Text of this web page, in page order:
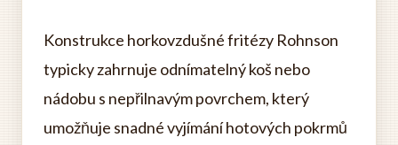
Konstrukce horkovzdušné fritézy Rohnson
typicky zahrnuje odnímatelný koš nebo
nádobu s nepřilnavým povrchem, který
umožňuje snadné vyjímání hotových pokrmů